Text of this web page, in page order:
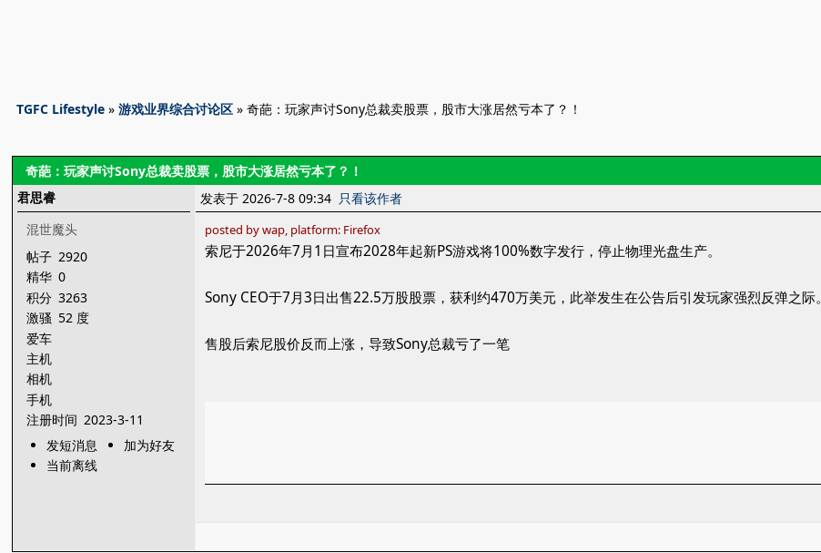
TGFC Lifestyle »游戏业界综合讨论区 » 奇葩：玩家声讨Sony总裁卖股票，股市大涨居然亏本了？！
奇葩：玩家声讨Sony总裁卖股票，股市大涨居然亏本了？！
君思睿
混世魔头
帖子 2920
精华 0
积分 3263
激骚 52 度
爱车
主机
相机
手机
注册时间 2023-3-11
发短消息
加为好友
当前离线
发表于 2026-7-8 09:34 只看该作者
posted by wap, platform: Firefox
索尼于2026年7月1日宣布2028年起新PS游戏将100%数字发行，停止物理光盘生产。
Sony CEO于7月3日出售22.5万股股票，获利约470万美元，此举发生在公告后引发玩家强烈反弹之际。
售股后索尼股价反而上涨，导致Sony总裁亏了一笔